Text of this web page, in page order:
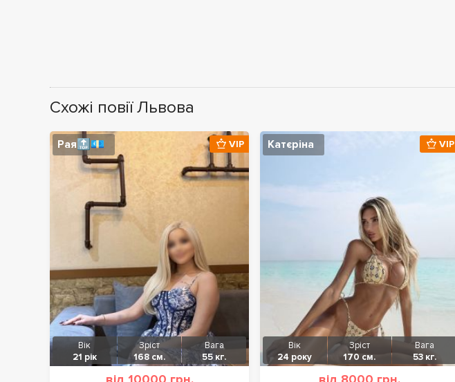
Схожі повії Львова
Рая🔝💶
Вік
21 рік
Зріст
168 см.
Вага
55 кг.
VIP Катєріна
Вік
24 року
Зріст
170 см.
Вага
53 кг.
VIP